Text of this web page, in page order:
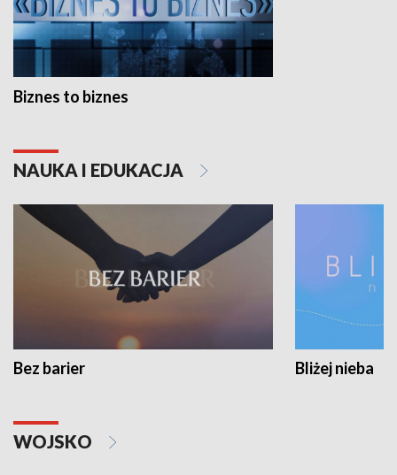
Biznes to biznes
NAUKA I EDUKACJA
Bez barier Bliżej nieba
WOJSKO